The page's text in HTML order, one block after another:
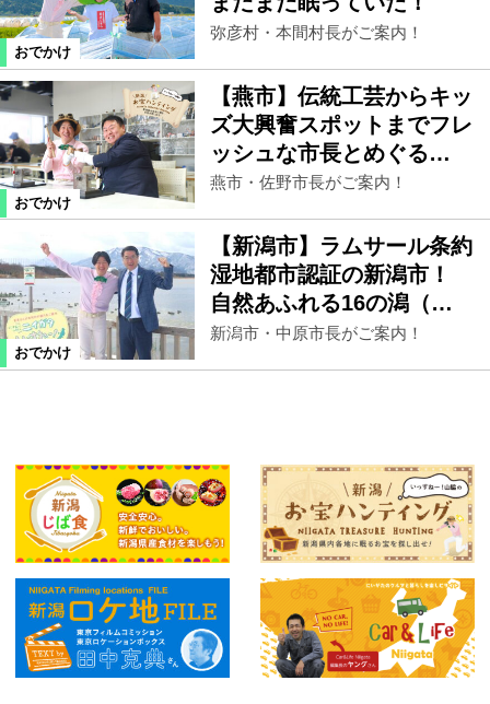
おでかけ
弥彦村・本間村長がご案内！
おでかけ
【燕市】伝統工芸からキッ
ズ大興奮スポットまでフレ
ッシュな市長とめぐる…
燕市・佐野市長がご案内！
おでかけ
【新潟市】ラムサール条約
湿地都市認証の新潟市！
自然あふれる16の潟（…
新潟市・中原市長がご案内！